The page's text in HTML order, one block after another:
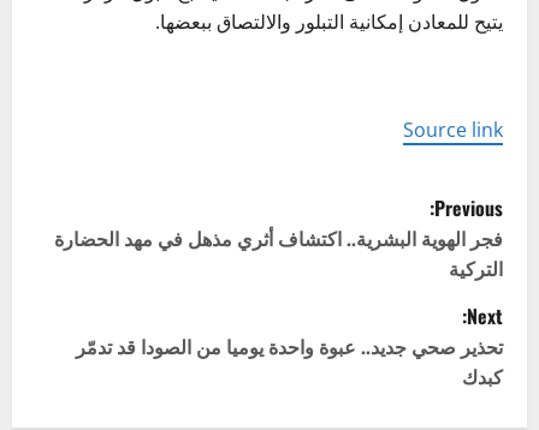
يتيح للمعادن إمكانية التبلور والالتصاق ببعضها.
Source link
P
o
s
t
n
Previous:
فجر الهوية البشرية.. اكتشاف أثري مذهل في مهد الحضارة
التركية
Next:
تحذير صحي جديد.. عبوة واحدة يوميا من الصودا قد تدمّر
كبدك